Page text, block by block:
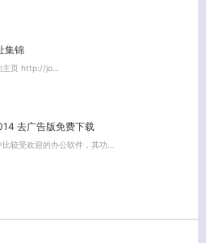
集锦
主页 http://jo…
去广告版免费下载
较受欢迎的办公软件，其功…